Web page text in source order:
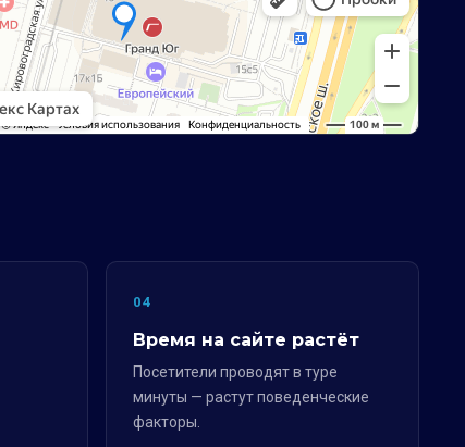
04
Время на сайте растёт
Посетители проводят в туре
минуты — растут поведенческие
факторы.